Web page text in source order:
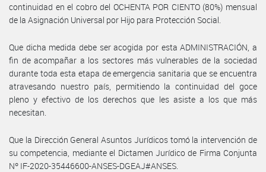
continuidad en el cobro del OCHENTA POR CIENTO (80%) mensual
de la Asignación Universal por Hijo para Protección Social.
Que dicha medida debe ser acogida por esta ADMINISTRACIÓN, a
fin de acompañar a los sectores más vulnerables de la sociedad
durante toda esta etapa de emergencia sanitaria que se encuentra
atravesando nuestro país, permitiendo la continuidad del goce
pleno y efectivo de los derechos que les asiste a los que más
necesitan.
Que la Dirección General Asuntos Jurídicos tomó la intervención de
su competencia, mediante el Dictamen Jurídico de Firma Conjunta
Nº IF-2020-35446600-ANSES-DGEAJ#ANSES.